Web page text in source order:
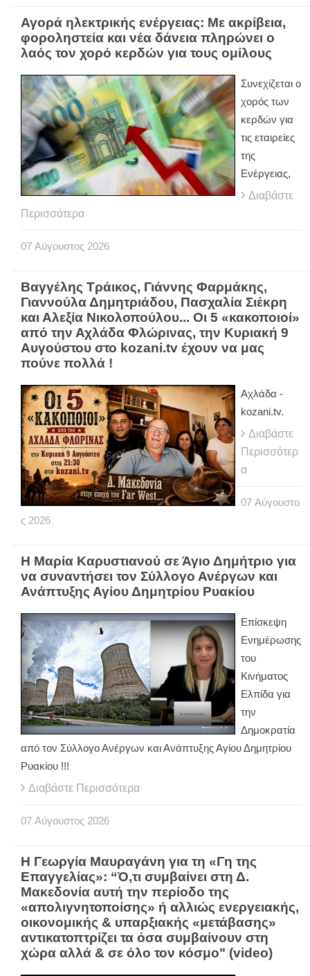
Αγορά ηλεκτρικής ενέργειας: Με ακρίβεια,
φοροληστεία και νέα δάνεια πληρώνει ο
λαός τον χορό κερδών για τους ομίλους
Συνεχίζεται ο
χορός των
κερδών για
τις εταιρείες
της
Ενέργειας,
Διαβάστε
Περισσότερα
07 Αύγουστος 2026
Βαγγέλης Τράικος, Γιάννης Φαρμάκης,
Γιαννούλα Δημητριάδου, Πασχαλία Σιέκρη
και Αλεξία Νικολοπούλου... Οι 5 «κακοποιοί»
από την Αχλάδα Φλώρινας, την Κυριακή 9
Αυγούστου στο kozani.tv έχουν να μας
πούνε πολλά !
Αχλάδα -
kozani.tv.
Διαβάστε
Περισσότερ
α
07 Αύγουστο
ς 2026
Η Μαρία Καρυστιανού σε Άγιο Δημήτριο για
να συναντήσει τον Σύλλογο Ανέργων και
Ανάπτυξης Αγίου Δημητρίου Ρυακίου
Επίσκεψη
Ενημέρωσης
του
Κινήματος
Ελπίδα για
την
Δημοκρατία
από τον Σύλλογο Ανέργων και Ανάπτυξης Αγίου Δημητρίου
Ρυακίου !!!
Διαβάστε Περισσότερα
07 Αύγουστος 2026
Η Γεωργία Μαυραγάνη για τη «Γη της
Επαγγελίας»: “Ό,τι συμβαίνει στη Δ.
Μακεδονία αυτή την περίοδο της
«απολιγνητοποίσης» ή αλλιώς ενεργειακής,
οικονομικής & υπαρξιακής «μετάβασης»
αντικατοπτρίζει τα όσα συμβαίνουν στη
χώρα αλλά & σε όλο τον κόσμο" (video)